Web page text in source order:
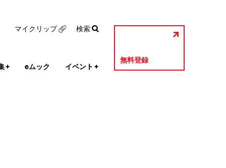
+ eムック イベント +
無料登録
マイクリップ 検索